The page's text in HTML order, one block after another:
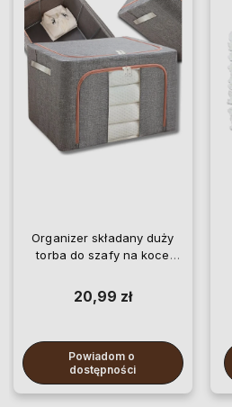
Organizer składany duży
torba do szafy na koce
20,99 zł
Powiadom o
dostępności